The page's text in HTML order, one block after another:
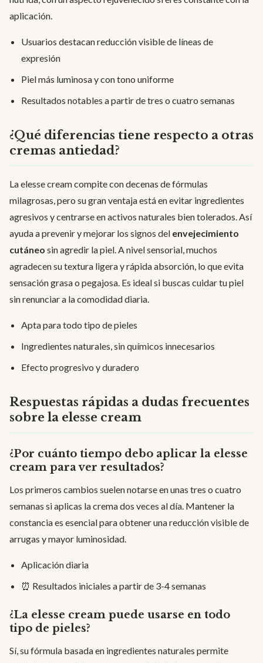
aplicación.
Usuarios destacan reducción visible de líneas de
expresión
Piel más luminosa y con tono uniforme
Resultados notables a partir de tres o cuatro semanas
¿Qué diferencias tiene respecto a otras
cremas antiedad?
La elesse cream compite con decenas de fórmulas
milagrosas, pero su gran ventaja está en evitar ingredientes
agresivos y centrarse en activos naturales bien tolerados. Así
ayuda a prevenir y mejorar los signos del envejecimiento
cutáneo sin agredir la piel. A nivel sensorial, muchos
agradecen su textura ligera y rápida absorción, lo que evita
sensación grasa o pegajosa. Es ideal si buscas cuidar tu piel
sin renunciar a la comodidad diaria.
Apta para todo tipo de pieles
Ingredientes naturales, sin químicos innecesarios
Efecto progresivo y duradero
Respuestas rápidas a dudas frecuentes
sobre la elesse cream
¿Por cuánto tiempo debo aplicar la elesse
cream para ver resultados?
Los primeros cambios suelen notarse en unas tres o cuatro
semanas si aplicas la crema dos veces al día. Mantener la
constancia es esencial para obtener una reducción visible de
arrugas y mayor luminosidad.
Aplicación diaria
⏰ Resultados iniciales a partir de 3-4 semanas
¿La elesse cream puede usarse en todo
tipo de pieles?
Sí, su fórmula basada en ingredientes naturales permite